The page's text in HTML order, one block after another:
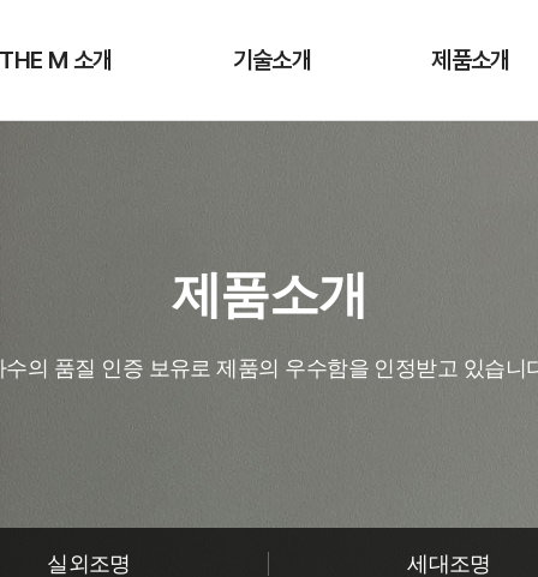
M 소개 기술소개 제품소개
제품소개
수의 품질 인증 보유로 제품의 우수함을 인정받고 있습니
실외조명 세대조명